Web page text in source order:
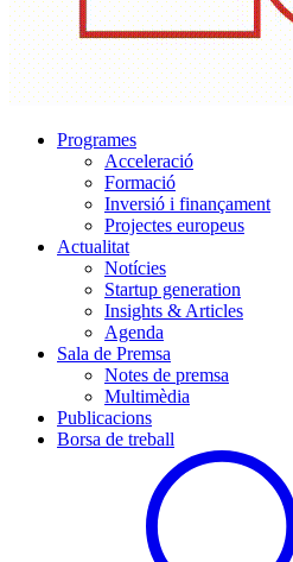
Programes
Acceleració
Formació
Inversió i finançament
Projectes europeus
Actualitat
Notícies
Startup generation
Insights & Articles
Agenda
Sala de Premsa
Notes de premsa
Multimèdia
Publicacions
Borsa de treball